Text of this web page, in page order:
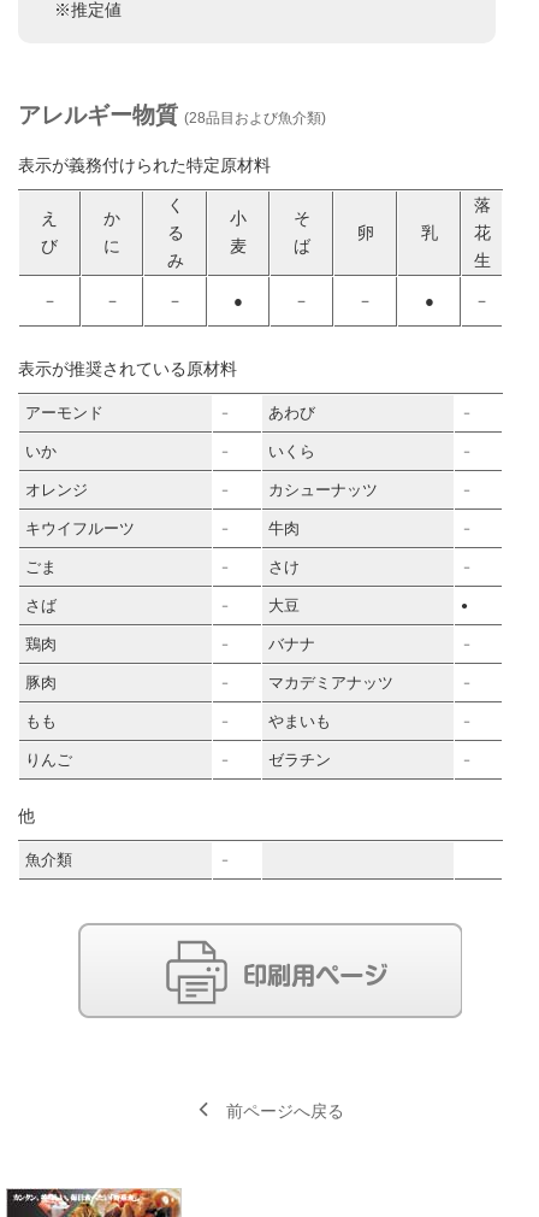
※推定値
アレルギー物質 (28品目および魚介類)
表示が義務付けられた特定原材料
え
び
か
に
く
る
み
小
麦
そ
ば
卵 乳
落
花
生
－ － － ● － － ● －
表示が推奨されている原材料
アーモンド － あわび －
いか － いくら －
オレンジ － カシューナッツ －
キウイフルーツ － 牛肉 －
ごま － さけ －
さば － 大豆 ●
鶏肉 － バナナ －
豚肉 － マカデミアナッツ －
もも － やまいも －
りんご － ゼラチン －
他
魚介類 －
前ページへ戻る